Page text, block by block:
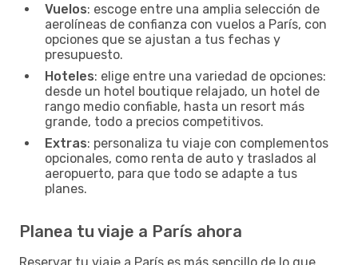
Vuelos: escoge entre una amplia selección de
aerolíneas de confianza con vuelos a París, con
opciones que se ajustan a tus fechas y
presupuesto.
Hoteles: elige entre una variedad de opciones:
desde un hotel boutique relajado, un hotel de
rango medio confiable, hasta un resort más
grande, todo a precios competitivos.
Extras: personaliza tu viaje con complementos
opcionales, como renta de auto y traslados al
aeropuerto, para que todo se adapte a tus
planes.
Planea tu viaje a París ahora